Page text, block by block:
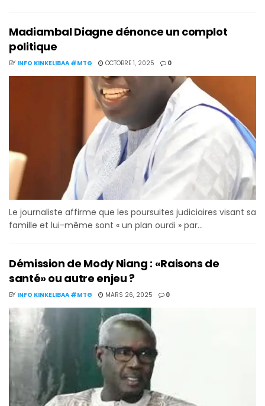
Madiambal Diagne dénonce un complot
politique
BY INFO KINKELIBAA #MTG OCTOBRE 1, 2025 0
Le journaliste affirme que les poursuites judiciaires visant sa
famille et lui-même sont « un plan ourdi » par...
Démission de Mody Niang : «Raisons de
santé» ou autre enjeu ?
BY INFO KINKELIBAA #MTG MARS 26, 2025 0